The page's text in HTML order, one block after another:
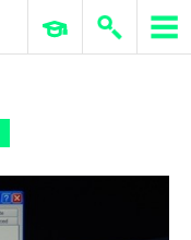
ERP 與商業 AI